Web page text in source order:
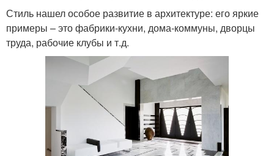
Стиль нашел особое развитие в архитектуре: его яркие
примеры – это фабрики-кухни, дома-коммуны, дворцы
труда, рабочие клубы и т.д.